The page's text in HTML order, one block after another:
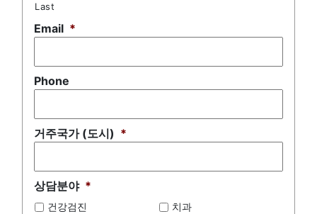
Last
Email *
Phone
거주국가 (도시) *
상담분야 *
건강검진 치과